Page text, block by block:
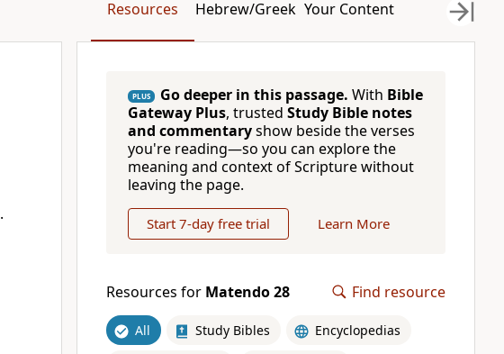
Resources Hebrew/Greek Your Content
PLUS Go deeper in this passage. With Bible
Gateway Plus, trusted Study Bible notes
and commentaryshow beside the verses
you're reading—so you can explore the
meaning and context of Scripture without
leaving the page.
Start 7-day free trial Learn More
Resources for Matendo 28 Find resource
All Study Bibles Encyclopedias